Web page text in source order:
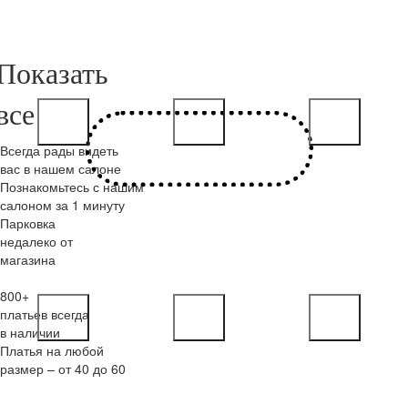
Всегда рады видеть
вас в нашем салоне
Познакомьтесь с нашим
салоном за 1 минуту
Парковка
недалеко от
магазина
800+
платьев всегда
в наличии
Платья на любой
размер – от 40 до 60